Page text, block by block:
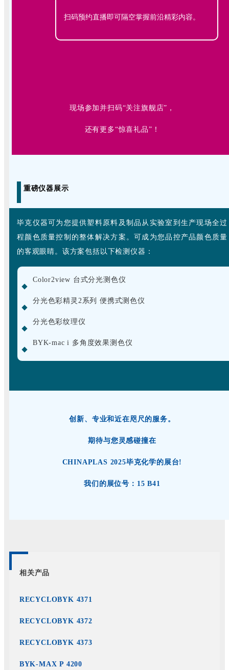
扫码预约直播即可隔空掌握前沿精彩内容。
现场参加并扫码“关注旗舰店”，
还有更多“惊喜礼品”！
重磅仪器展示
毕克仪器可为您提供塑料原料及制品从实验室到生产现场全过
程颜色质量控制的整体解决方案。可成为您品控产品颜色质量
的客观眼睛。该方案包括以下检测仪器：
Color2view 台式分光测色仪
分光色彩精灵2系列 便携式测色仪
分光色彩纹理仪
BYK-mac i 多角度效果测色仪
创新、专业和近在咫尺的服务。
期待与您灵感碰撞在
CHINAPLAS 2025毕克化学的展台!
我们的展位号：15 B41
相关产品
RECYCLOBYK 4371
RECYCLOBYK 4372
RECYCLOBYK 4373
BYK-MAX P 4200